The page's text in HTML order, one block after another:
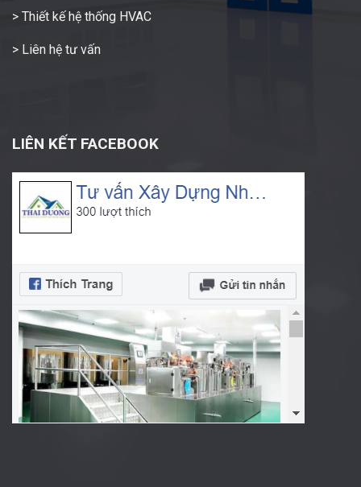
> Thiết kế hệ thống HVAC
> Liên hệ tư vấn
LIÊN KẾT FACEBOOK